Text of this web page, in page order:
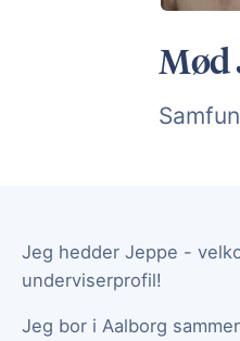
Mød
Jeg hedder Jeppe -
underviserprofil!
Jeg bor i Aalborg